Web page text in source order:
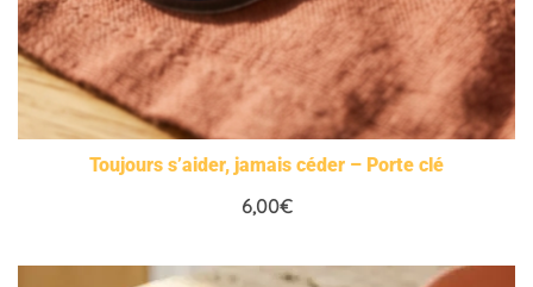
Toujours s’aider, jamais céder – Porte clé
6,00€